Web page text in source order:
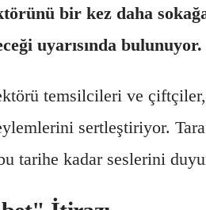
bir kez daha
uyarısında bulunuyor.
temsilcileri ve çiftçiler,
sertleştiriyor.
tarihe kadar seslerini